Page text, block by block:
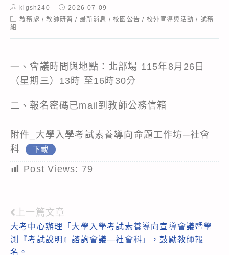
Post
author:
klgsh240
Post
published:
2026-07-09
Post
category:
教務處 / 教師研習 / 最新消息 / 校園公告 / 校外宣導與活動 / 試務
組
一、會議時間與地點：北部場 115年8月26日
（星期三）13時 至16時30分
二、報名密碼已mail到教師公務信箱
附件_大學入學考試素養導向命題工作坊─社會
科
下載
Post Views: 79
Read
more
articles
上一篇文章
大考中心辦理「大學入學考試素養導向宣導會議暨學
測『考試說明』諮詢會議—社會科」，鼓勵教師報
名。